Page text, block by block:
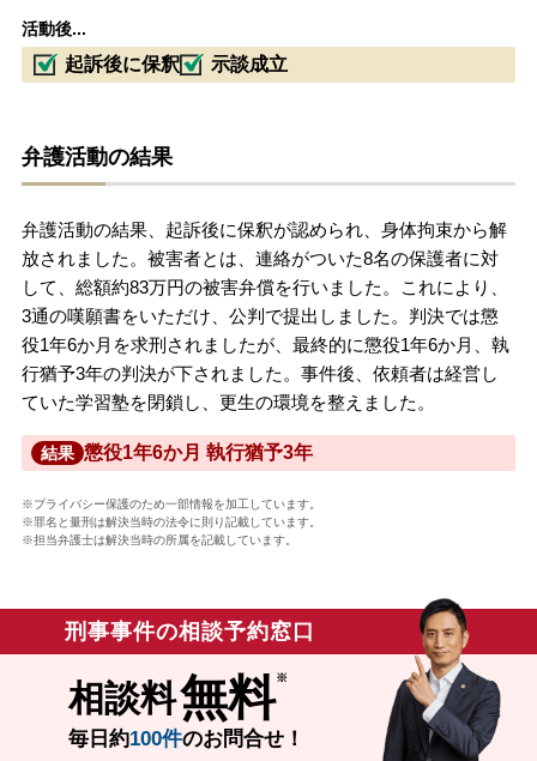
活動後...
起訴後に保釈 示談成立
弁護活動の結果
弁護活動の結果、起訴後に保釈が認められ、身体拘束から解
放されました。被害者とは、連絡がついた8名の保護者に対
して、総額約83万円の被害弁償を行いました。これにより、
3通の嘆願書をいただけ、公判で提出しました。判決では懲
役1年6か月を求刑されましたが、最終的に懲役1年6か月、執
行猶予3年の判決が下されました。事件後、依頼者は経営し
ていた学習塾を閉鎖し、更生の環境を整えました。
結果 懲役1年6か月 執行猶予3年
※プライバシー保護のため一部情報を加工しています。
※罪名と量刑は解決当時の法令に則り記載しています。
※担当弁護士は解決当時の所属を記載しています。
刑事事件の相談予約窓口
相談料無料
毎日約100件のお問合せ！